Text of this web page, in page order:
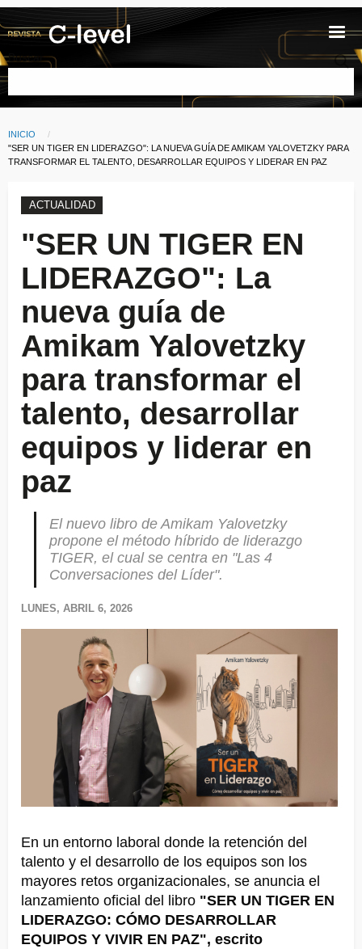
Pasar al contenido principal
Buscar
Ruta de navegación
INICIO
CURRENT:
"SER UN TIGER EN LIDERAZGO": LA NUEVA GUÍA DE AMIKAM YALOVETZKY PARA
TRANSFORMAR EL TALENTO, DESARROLLAR EQUIPOS Y LIDERAR EN PAZ
ACTUALIDAD
"SER UN TIGER EN
LIDERAZGO": La
nueva guía de
Amikam Yalovetzky
para transformar el
talento, desarrollar
equipos y liderar en
paz
El nuevo libro de Amikam Yalovetzky
propone el método híbrido de liderazgo
TIGER, el cual se centra en "Las 4
Conversaciones del Líder".
LUNES, ABRIL 6, 2026
En un entorno laboral donde la retención del
talento y el desarrollo de los equipos son los
mayores retos organizacionales, se anuncia el
lanzamiento oficial del libro "SER UN TIGER EN
LIDERAZGO: CÓMO DESARROLLAR
EQUIPOS Y VIVIR EN PAZ", escrito